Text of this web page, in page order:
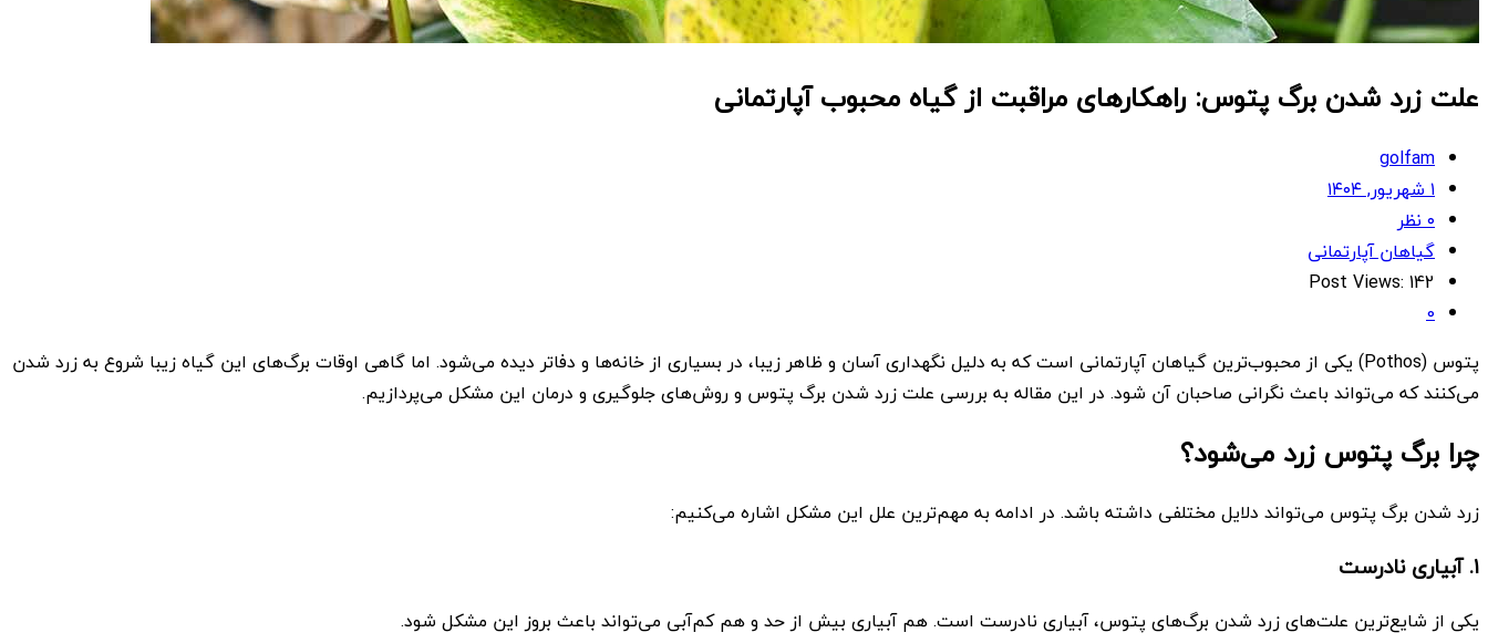
علت زرد شدن برگ پتوس: راهکارهای مراقبت از گیاه محبوب آپارتمانی
golfam
۱ شهریور, ۱۴۰۴
۰ نظر
گیاهان آپارتمانی
Post Views: 142
0
پتوس (Pothos) یکی از محبوب‌ترین گیاهان آپارتمانی است که به دلیل نگهداری آسان و ظاهر زیبا، در بسیاری از خانه‌ها و دفاتر دیده می‌شود. اما گاهی اوقات برگ‌های این گیاه زیبا شروع به زرد شدن
می‌کنند که می‌تواند باعث نگرانی صاحبان آن شود. در این مقاله به بررسی علت زرد شدن برگ پتوس و روش‌های جلوگیری و درمان این مشکل می‌پردازیم.
چرا برگ پتوس زرد می‌شود؟
زرد شدن برگ پتوس می‌تواند دلایل مختلفی داشته باشد. در ادامه به مهم‌ترین علل این مشکل اشاره می‌کنیم:
۱. آبیاری نادرست
یکی از شایع‌ترین علت‌های زرد شدن برگ‌های پتوس، آبیاری نادرست است. هم آبیاری بیش از حد و هم کم‌آبی می‌تواند باعث بروز این مشکل شود.